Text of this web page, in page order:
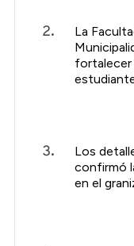
La
fortalecer
Los
confirmó
en el